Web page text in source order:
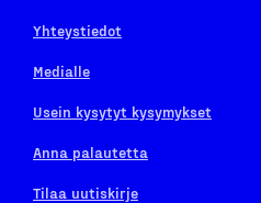
Yhteystiedot
Medialle
Usein kysytyt kysymykset
Anna palautetta
Tilaa uutiskirje